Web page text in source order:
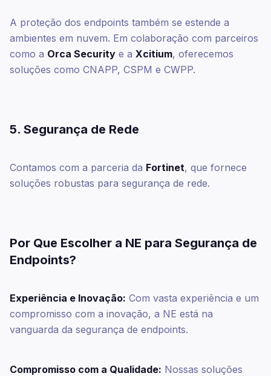
A proteção dos endpoints também se estende a
ambientes em nuvem. Em colaboração com parceiros
como a Orca Security e a Xcitium, oferecemos
soluções como CNAPP, CSPM e CWPP.
5. Segurança de Rede
Contamos com a parceria da Fortinet, que fornece
soluções robustas para segurança de rede.
Por Que Escolher a NE para Segurança de
Endpoints?
Experiência e Inovação: Com vasta experiência e um
compromisso com a inovação, a NE está na
vanguarda da segurança de endpoints.
Compromisso com a Qualidade: Nossas soluções